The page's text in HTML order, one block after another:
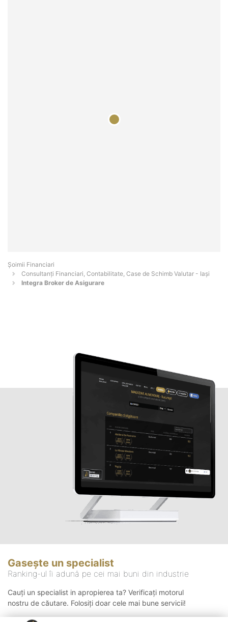
Șoimii Financiari
Consultanți Financiari, Contabilitate, Case de Schimb Valutar - Iaşi
Integra Broker de Asigurare
Gasește un specialist
Ranking-ul îi adună pe cei mai buni din industrie
Cauți un specialist in apropierea ta? Verificați motorul
nostru de căutare. Folosiți doar cele mai bune servicii!